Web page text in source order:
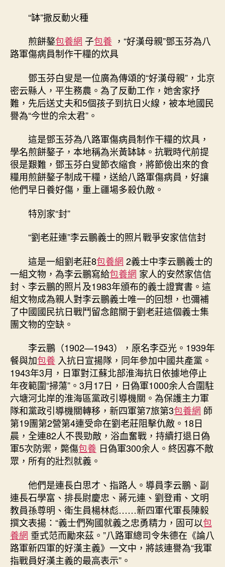
臉
紀
念
中
國
抗
日
戰
爭
反
西
斯
戰
爭
勝
利
年〉
中
“缽”撒反動火種
煎餅鏊包養網 子包養 ，“好漢母親”鄧玉芬為八
路軍傷病員制作干糧的炊具
鄧玉芬白叟是一位廣為傳頌的“好漢母親”，北京
密云縣人，平生務農。為了反動工作，她舍家抒
難，先后送丈夫和5個孩子到抗日火線，被本地國民
譽為“今世的佘太君”。
這是鄧玉芬為八路軍傷病員制作干糧的炊具，
學名煎餅鏊子，本地稱為米黃缽缽。抗戰時代前提
很是艱難，鄧玉芬白叟節衣縮食，將節儉出來的食
糧用煎餅鏊子制成干糧，送給八路軍傷病員，好讓
他們早日養好傷，重上疆場多殺仇敵。
特別家“封”
“劉老莊連”李云鵬義士的照片戰爭安家信信封
這是一組劉老莊8包養網 2義士中李云鵬義士的
一組文物，為李云鵬寫給包養網 家人的安然家信信
封、李云鵬的照片及1983年頒布的義士證實書。這
組文物成為親人對李云鵬義士唯一的回想，也彌補
了中國國民抗日戰鬥留念館關于劉老莊這個義士集
團文物的空缺。
李云鵬（1902—1943），原名李亞光。1939年
餐與加包養 入抗日宣揚隊，同年參加中國共產黨。
1943年3月，日軍對江蘇北部淮海抗日依據地停止
年夜範圍“掃蕩”。3月17日，日偽軍1000余人合圍駐
六塘河北岸的淮海區黨政引導機關。為保護主力軍
隊和黨政引導機關轉移，新四軍第7旅第3包養網 師
第19團第2營第4連受命在劉老莊阻擊仇敵。18日
晨，全連82人不畏勁敵，浴血奮戰，持續打退日偽
軍5次防禦，斃傷包養 日偽軍300余人。終因寡不敵
眾，所有的壯烈就義。
他們是連長白思才、指路人。導員李云鵬、副
連長石學富、排長尉慶忠、蔣元連、劉登甫、文明
教員孫尊明、衛生員楊林彪……新四軍代軍長陳毅
撰文表揚：“義士們殉國就義之忠勇精力，固可以包
養網 垂式范而勵來茲。”八路軍總司令朱德在《論八
路軍新四軍的好漢主義》一文中，將該連譽為“我軍
指戰員好漢主義的最高表示”。